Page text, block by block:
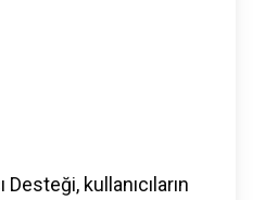
Desteği, kullanıcıların